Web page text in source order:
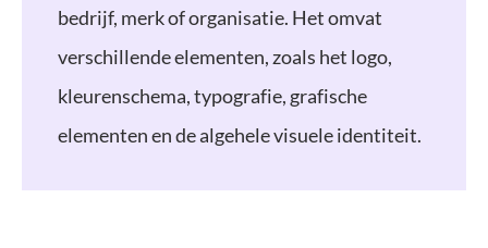
bedrijf, merk of organisatie. Het omvat
verschillende elementen, zoals het logo,
kleurenschema, typografie, grafische
elementen en de algehele visuele identiteit.